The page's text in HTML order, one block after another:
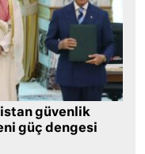
güvenlik
güç dengesi